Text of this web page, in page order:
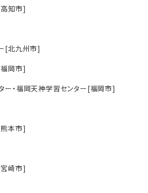
知市]
[北九州市]
岡市]
ー・福岡天神学習センター[福岡市]
本市]
崎市]